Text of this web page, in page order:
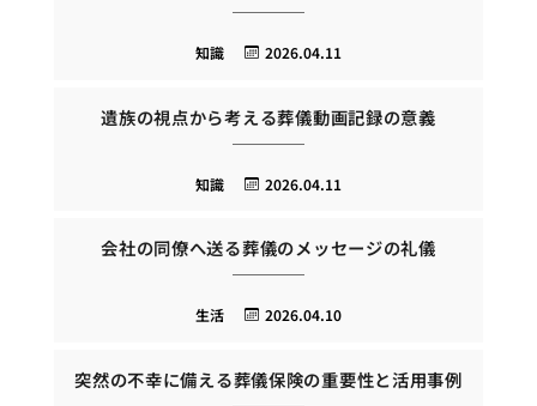
2026.04.11
知識
遺族の視点から考える葬儀動画記録の意義
2026.04.11
知識
会社の同僚へ送る葬儀のメッセージの礼儀
2026.04.10
生活
突然の不幸に備える葬儀保険の重要性と活用事例